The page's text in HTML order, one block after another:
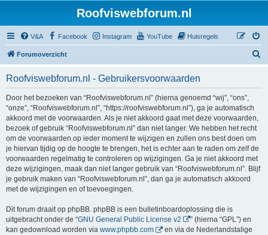
Roofviswebforum.nl
V&A Facebook Instagram YouTube Huisregels
Forumoverzicht
Roofviswebforum.nl - Gebruikersvoorwaarden
Door het bezoeken van “Roofviswebforum.nl” (hierna genoemd “wij”, “ons”,
“onze”, “Roofviswebforum.nl”, “https://roofviswebforum.nl”), ga je automatisch
akkoord met de voorwaarden. Als je niet akkoord gaat met deze voorwaarden,
bezoek of gebruik “Roofviswebforum.nl” dan niet langer. We hebben het recht
om de voorwaarden op ieder moment te wijzigen en zullen ons best doen om
je hiervan tijdig op de hoogte te brengen, het is echter aan te raden om zelf de
voorwaarden regelmatig te controleren op wijzigingen. Ga je niet akkoord met
deze wijzigingen, maak dan niet langer gebruik van “Roofviswebforum.nl”. Blijf
je gebruik maken van “Roofviswebforum.nl”, dan ga je automatisch akkoord
met de wijzigingen en of toevoegingen.
Dit forum draait op phpBB. phpBB is een bulletinboardoplossing die is
uitgebracht onder de “GNU General Public License v2
” (hierna “GPL”) en
kan gedownload worden via www.phpbb.com
en via de Nederlandstalige